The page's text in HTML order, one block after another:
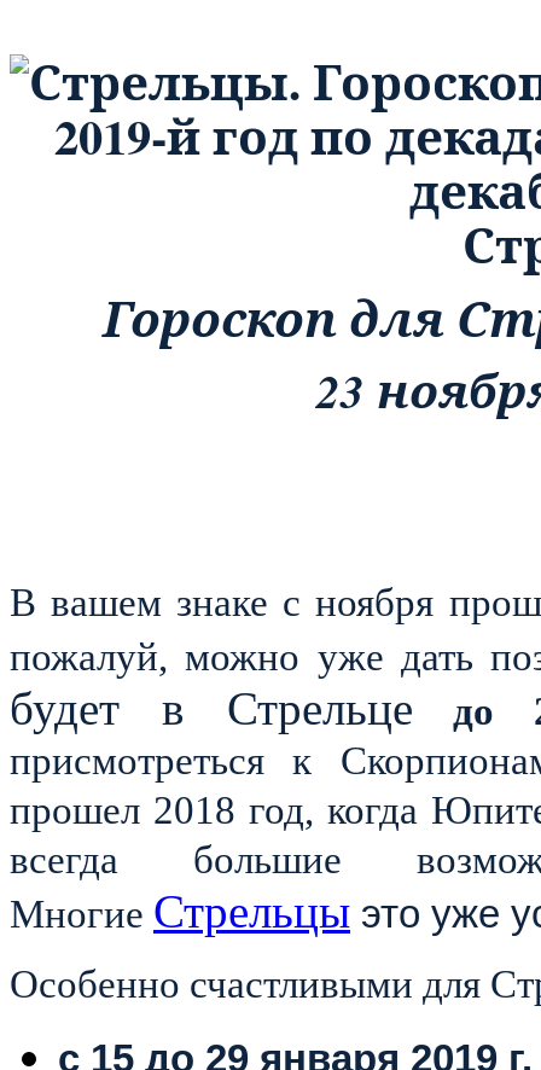
Гороскоп для
23
В вашем знаке с ноября
пожалуй, можно уже дать
будет в Стрельце
до
присмотреться к
прошел 2018 год, когда
всегда большие
Многие Стрельцы это уже
Особенно счастливыми для
с 15 до 29 января 2019 г.